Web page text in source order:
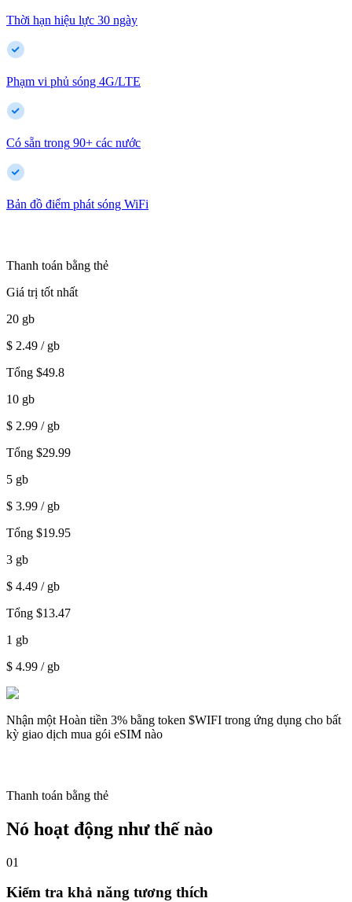
Thời hạn hiệu lực 30 ngày
Phạm vi phủ sóng 4G/LTE
Có sẵn trong 90+ các nước
Bản đồ điểm phát sóng WiFi
Thanh toán bằng thẻ
Giá trị tốt nhất
20 gb
$ 2.49 / gb
Tổng $49.8
10 gb
$ 2.99 / gb
Tổng $29.99
5 gb
$ 3.99 / gb
Tổng $19.95
3 gb
$ 4.49 / gb
Tổng $13.47
1 gb
$ 4.99 / gb
Nhận một Hoàn tiền 3% bằng token $WIFI trong ứng dụng cho bất
kỳ giao dịch mua gói eSIM nào
Thanh toán bằng thẻ
Nó hoạt động như thế nào
01
Kiểm tra khả năng tương thích